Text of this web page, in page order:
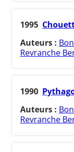
1995
Auteurs :
Revranche
1990
Auteurs :
Revranche